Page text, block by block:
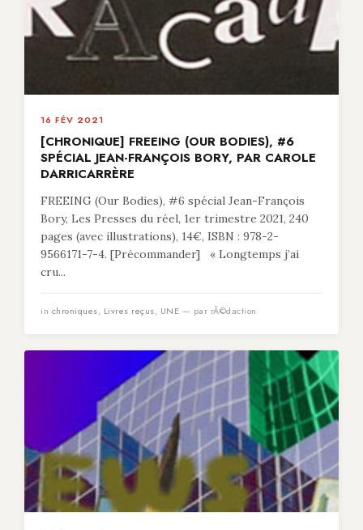
16 FÉV 2021
[CHRONIQUE] FREEING (OUR BODIES), #6
SPÉCIAL JEAN-FRANÇOIS BORY, PAR CAROLE
DARRICARRÈRE
FREEING (Our Bodies), #6 spécial Jean-François
Bory, Les Presses du réel, 1er trimestre 2021, 240
pages (avec illustrations), 14€, ISBN : 978-2-
9566171-7-4. [Précommander] « Longtemps j’ai
cru...
in chroniques, Livres reçus, UNE — par rÃ©daction